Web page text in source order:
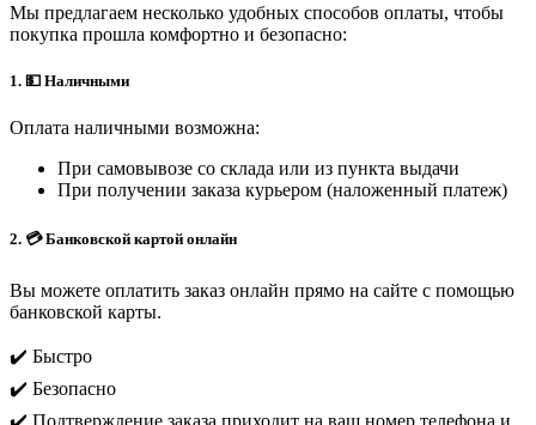
Мы предлагаем несколько удобных способов оплаты, чтобы
покупка прошла комфортно и безопасно:
1. 💵 Наличными
Оплата наличными возможна:
При самовывозе со склада или из пункта выдачи
При получении заказа курьером (наложенный платеж)
2. 💳 Банковской картой онлайн
Вы можете оплатить заказ онлайн прямо на сайте с помощью
банковской карты.
✔️ Быстро
✔️ Безопасно
✔️ Подтверждение заказа приходит на ваш номер телефона и